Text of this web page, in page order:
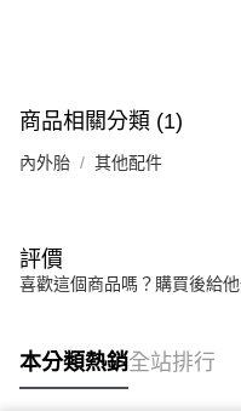
商品相關分類 (1)
內外胎 其他配件
評價
喜歡這個商品嗎？購買後給
本分類熱銷全站排行